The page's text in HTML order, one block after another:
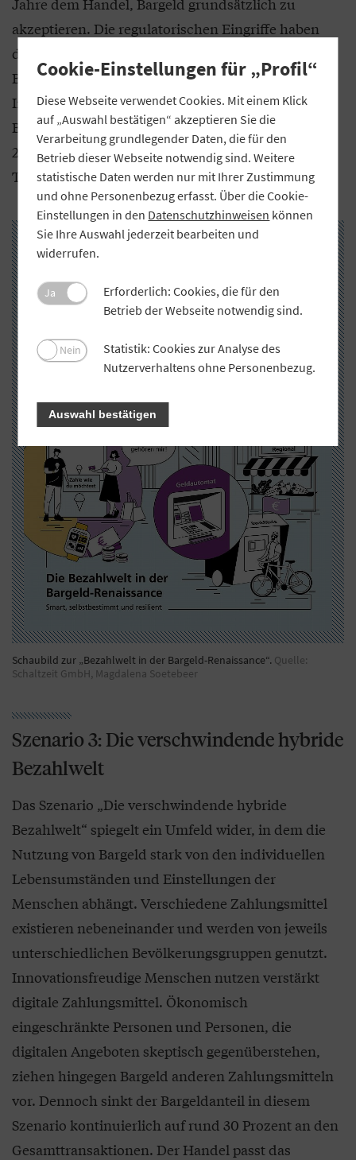
akzeptieren. Die regulatorischen Eingriffe haben
dazu geführt, dass auch das Netz an
Bezugspunkten für Bargeld weiterhin dicht ist.
Insgesamt stabilisiert sich die Nachfrage nach
Bargeld wieder, nachdem der Bargeldanteil in den
2020er Jahren zunächst auf unter 50 Prozent der
Transaktionen gesunken war.
Schaubild zur „Bezahlwelt in der Bargeld-Renaissance“. Quelle:
Schaltzeit GmbH, Magdalena Soetebeer
Szenario 3: Die verschwindende hybride
Bezahlwelt
Das Szenario „Die verschwindende hybride
Bezahlwelt“ spiegelt ein Umfeld wider, in dem die
Nutzung von Bargeld stark von den individuellen
Lebensumständen und Einstellungen der
Menschen abhängt. Verschiedene Zahlungsmittel
existieren nebeneinander und werden von jeweils
unterschiedlichen Bevölkerungsgruppen genutzt.
Innovationsfreudige Menschen nutzen verstärkt
digitale Zahlungsmittel. Ökonomisch
eingeschränkte Personen und Personen, die
digitalen Angeboten skeptisch gegenüberstehen,
ziehen hingegen Bargeld anderen Zahlungsmitteln
vor. Dennoch sinkt der Bargeldanteil in diesem
Szenario kontinuierlich auf rund 30 Prozent an den
Gesamttransaktionen. Der Handel passt das
Cookie-Einstellungen für „Profil“
Diese Webseite verwendet Cookies. Mit einem Klick
auf „Auswahl bestätigen“ akzeptieren Sie die
Verarbeitung grundlegender Daten, die für den
Betrieb dieser Webseite notwendig sind. Weitere
statistische Daten werden nur mit Ihrer Zustimmung
und ohne Personenbezug erfasst. Über die Cookie-
Einstellungen in den Datenschutzhinweisen können
Sie Ihre Auswahl jederzeit bearbeiten und
widerrufen.
Ja
Erforderlich: Cookies, die für den
Betrieb der Webseite notwendig sind.
Nein
Statistik: Cookies zur Analyse des
Nutzerverhaltens ohne Personenbezug.
Auswahl bestätigen